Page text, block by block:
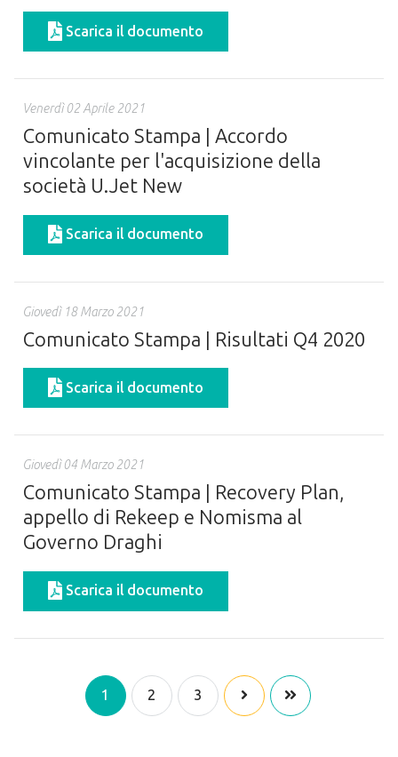
Scarica il documento
Venerdì 02 Aprile 2021
Comunicato Stampa | Accordo
vincolante per l'acquisizione della
società U.Jet New
Scarica il documento
Giovedì 18 Marzo 2021
Comunicato Stampa | Risultati Q4 2020
Scarica il documento
Giovedì 04 Marzo 2021
Comunicato Stampa | Recovery Plan,
appello di Rekeep e Nomisma al
Governo Draghi
Scarica il documento
1 2 3